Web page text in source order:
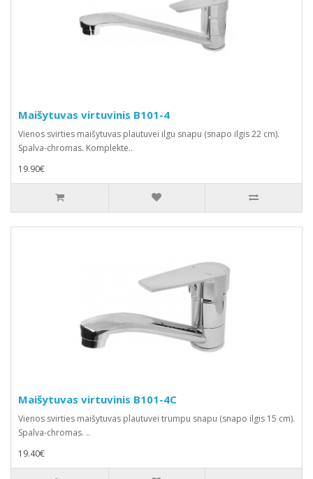
Maišytuvas virtuvinis B101-4
Vienos svirties maišytuvas plautuvei ilgu snapu (snapo ilgis 22 cm).
Spalva-chromas. Komplekte..
19.90€
Maišytuvas virtuvinis B101-4C
Vienos svirties maišytuvas plautuvei trumpu snapu (snapo ilgis 15 cm).
Spalva-chromas. ..
19.40€